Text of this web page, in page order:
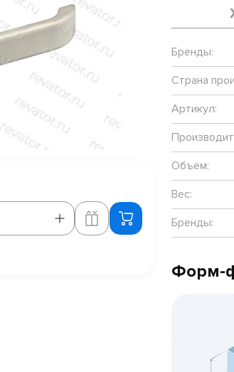
Бренды:
Страна
Артикул:
Объем:
Вес:
Бренды:
Форм-